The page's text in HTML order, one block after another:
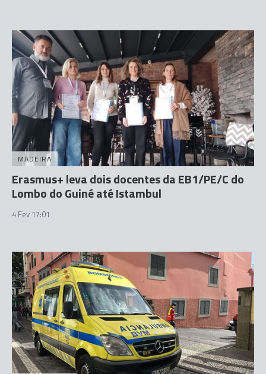
MADEIRA
Erasmus+ leva dois docentes da EB1/PE/C do
Lombo do Guiné até Istambul
4 Fev 17:01